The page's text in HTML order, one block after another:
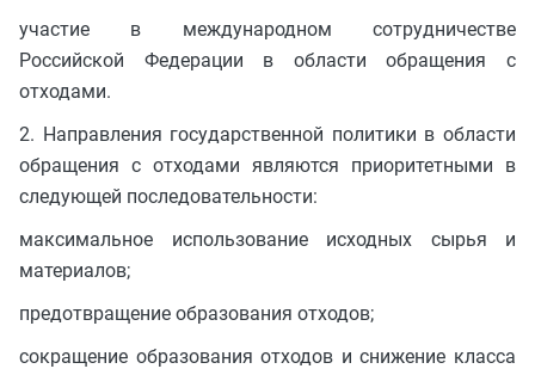
участие в международном сотрудничестве
Российской Федерации в области обращения с
отходами.
2. Направления государственной политики в области
обращения с отходами являются приоритетными в
следующей последовательности:
максимальное использование исходных сырья и
материалов;
предотвращение образования отходов;
сокращение образования отходов и снижение класса